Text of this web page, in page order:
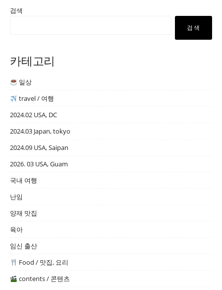
검색
검색
카테고리
일상
travel / 여행
2024.02 USA, DC
2024.03 Japan, tokyo
2024.09 USA, Saipan
2026. 03 USA, Guam
국내 여행
난임
양재 맛집
육아
임신 출산
Food / 맛집, 요리
contents / 콘텐츠